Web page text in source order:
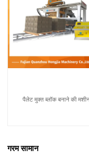
पैलेट मुक्त ब्लॉक बनाने की
गरम सामान